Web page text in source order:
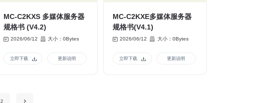
MC-C2KXS 多媒体服务器
规格书 (V4.2)
2026/06/12 大小：0Bytes
立即下载 更新说明
MC-C2KXE多媒体服务器
规格书(V4.1)
2026/06/12 大小：0Bytes
立即下载 更新说明
2